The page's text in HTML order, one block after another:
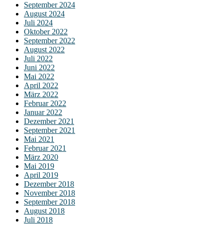
September 2024
August 2024
Juli 2024
Oktober 2022
September 2022
August 2022
Juli 2022
Juni 2022
Mai 2022
April 2022
März 2022
Februar 2022
Januar 2022
Dezember 2021
September 2021
Mai 2021
Februar 2021
März 2020
Mai 2019
April 2019
Dezember 2018
November 2018
September 2018
August 2018
Juli 2018